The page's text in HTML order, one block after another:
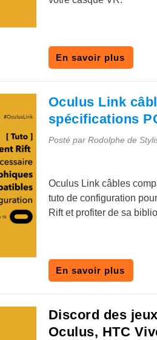
En savoir plus
Oculus Link
spécifications
Posté par Rodolphe de
Oculus Link câbles
tuto de configuration
Rift et profiter de sa
En savoir plus
Discord des
Oculus, HTC